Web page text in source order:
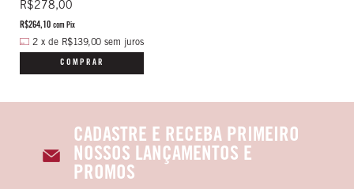
R$278,00
R$264,10 com Pix
2 x de R$139,00 sem juros
COMPRAR
CADASTRE E RECEBA PRIMEIRO
NOSSOS LANÇAMENTOS E
PROMOS